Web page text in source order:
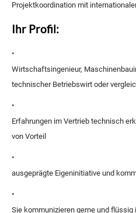
Projektkoordination mit
Ihr Profil:
•
Wirtschaftsingenieur,
technischer Betriebswirt oder
•
Erfahrungen im Vertrieb technisch
von Vorteil
•
ausgeprägte Eigeninitiative und
•
Sie kommunizieren gerne und flüssig